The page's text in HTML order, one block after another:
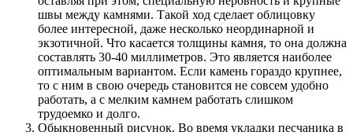
швы между камнями. Такой ход сделает облицовку
более интересной, даже несколько неординарной и
экзотичной. Что касается толщины камня, то она должна
составлять 30-40 миллиметров. Это является наиболее
оптимальным вариантом. Если камень гораздо крупнее,
то с ним в свою очередь становится не совсем удобно
работать, а с мелким камнем работать слишком
трудоемко и долго.
Обыкновенный рисунок. Во время укладки песчаника в